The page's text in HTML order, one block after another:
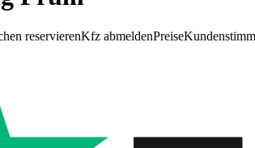
reservierenKfz abmeldenPreise